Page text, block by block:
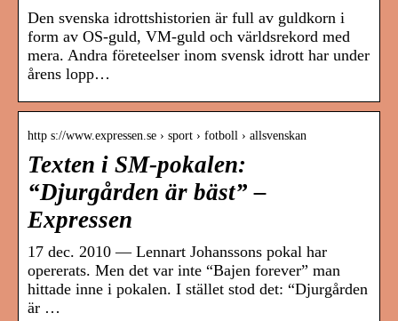
Den svenska idrottshistorien är full av guldkorn i
form av OS-guld, VM-guld och världsrekord med
mera. Andra företeelser inom svensk idrott har under
årens lopp…
http s://www.expressen.se › sport › fotboll › allsvenskan
Texten i SM-pokalen:
“Djurgården är bäst” –
Expressen
17 dec. 2010 — Lennart Johanssons pokal har
opererats. Men det var inte “Bajen forever” man
hittade inne i pokalen. I stället stod det: “Djurgården
är …